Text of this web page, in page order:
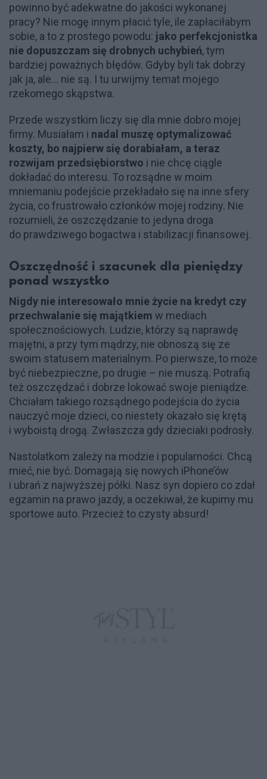
powinno być adekwatne do jakości wykonanej
pracy? Nie mogę innym płacić tyle, ile zapłaciłabym
sobie, a to z prostego powodu: jako perfekcjonistka
nie dopuszczam się drobnych uchybień, tym
bardziej poważnych błędów. Gdyby byli tak dobrzy
jak ja, ale... nie są. I tu urwijmy temat mojego
rzekomego skąpstwa.
Przede wszystkim liczy się dla mnie dobro mojej
firmy. Musiałam i nadal muszę optymalizować
koszty, bo najpierw się dorabiałam, a teraz
rozwijam przedsiębiorstwo i nie chcę ciągle
dokładać do interesu. To rozsądne w moim
mniemaniu podejście przekładało się na inne sfery
życia, co frustrowało członków mojej rodziny. Nie
rozumieli, że oszczędzanie to jedyna droga
do prawdziwego bogactwa i stabilizacji finansowej.
Oszczędność i szacunek dla pieniędzy
ponad wszystko
Nigdy nie interesowało mnie życie na kredyt czy
przechwalanie się majątkiem w mediach
społecznościowych. Ludzie, którzy są naprawdę
majętni, a przy tym mądrzy, nie obnoszą się ze
swoim statusem materialnym. Po pierwsze, to może
być niebezpieczne, po drugie – nie muszą. Potrafią
też oszczędzać i dobrze lokować swoje pieniądze.
Chciałam takiego rozsądnego podejścia do życia
nauczyć moje dzieci, co niestety okazało się krętą
i wyboistą drogą. Zwłaszcza gdy dzieciaki podrosły.
Nastolatkom zależy na modzie i popularności. Chcą
mieć, nie być. Domagają się nowych iPhone’ów
i ubrań z najwyższej półki. Nasz syn dopiero co zdał
egzamin na prawo jazdy, a oczekiwał, że kupimy mu
sportowe auto. Przecież to czysty absurd!